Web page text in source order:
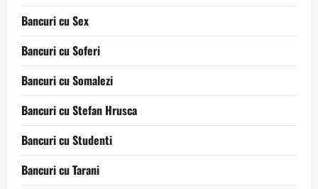
Bancuri cu Sex
Bancuri cu Soferi
Bancuri cu Somalezi
Bancuri cu Stefan Hrusca
Bancuri cu Studenti
Bancuri cu Tarani